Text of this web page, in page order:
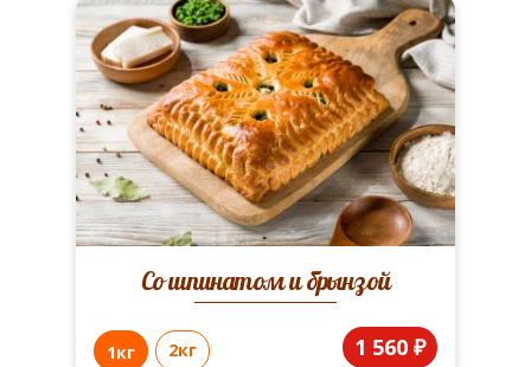
Со шпинатом и брынзой
1кг 2кг 1 560 ₽